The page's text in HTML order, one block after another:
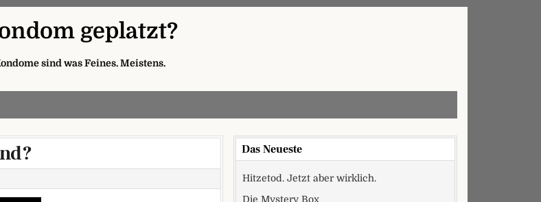
geplatzt?
sind was Feines. Meistens.
Das Neueste
Hitzetod. Jetzt aber wirklich.
Die Mystery Box